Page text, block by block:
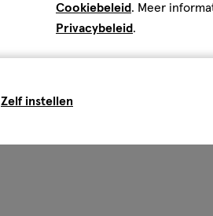
Cookiebeleid. Meer
Privacybeleid.
Zelf instellen